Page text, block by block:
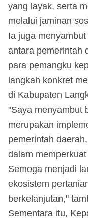
yang layak, serta
melalui jaminan
Ia juga
antara pemerintah
para pemangku
langkah konkret
di Kabupaten
"Saya menyambut
merupakan
pemerintah
dalam
Semoga menjadi
ekosistem
berkelanjutan,"
Sementara itu,